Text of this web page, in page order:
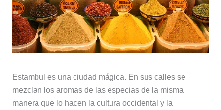
Estambul es una ciudad mágica. En sus calles se
mezclan los aromas de las especias de la misma
manera que lo hacen la cultura occidental y la